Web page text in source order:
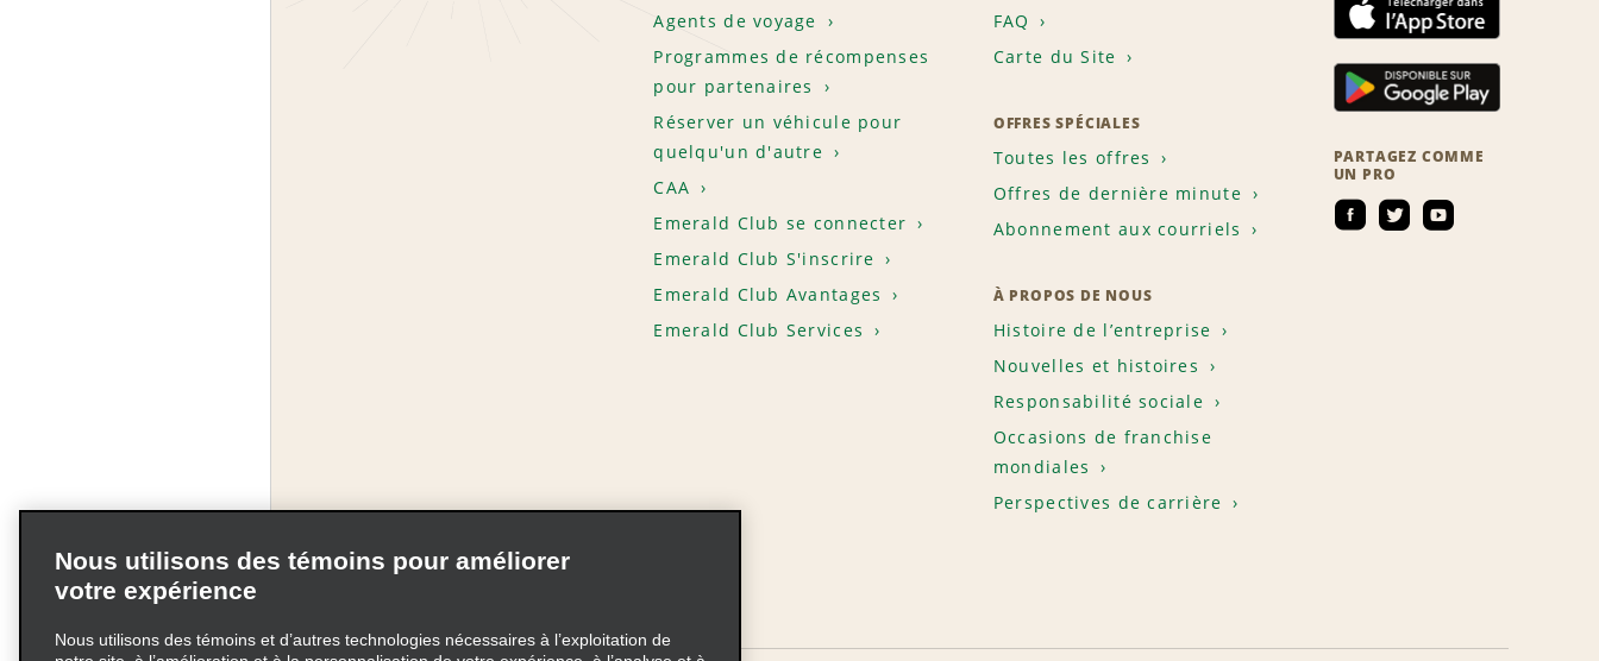
Agents de voyage
Programmes de récompenses
pour partenaires
Réserver un véhicule pour
quelqu'un d'autre
CAA
Emerald Club se connecter
Emerald Club S'inscrire
Emerald Club Avantages
Emerald Club Services
FAQ
Carte du Site
OFFRES SPÉCIALES
Toutes les offres
Offres de dernière minute
Abonnement aux courriels
À PROPOS DE NOUS
Histoire de l’entreprise
Nouvelles et histoires
Responsabilité sociale
Occasions de franchise
mondiales
Perspectives de carrière
PARTAGEZ COMME
UN PRO
Nous utilisons des témoins pour améliorer
votre expérience
Nous utilisons des témoins et d’autres technologies nécessaires à l’exploitation de